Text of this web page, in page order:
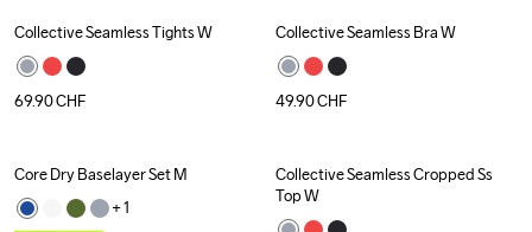
Collective Seamless Tights W
69.90CHF
Collective Seamless Bra W
49.90CHF
Outlet
Core Dry Baselayer Set M
+ 1
Collective Seamless Cropped Ss
Top W